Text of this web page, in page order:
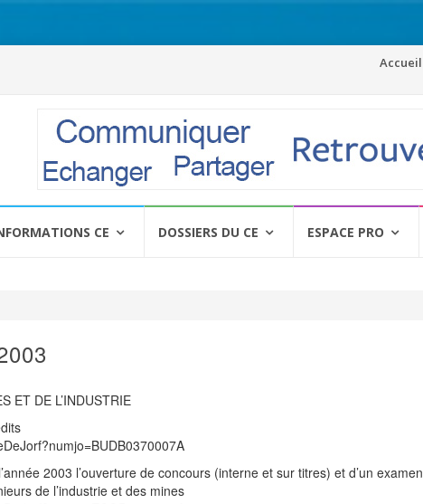
Aller
Accueil
CE DOSSIERS DU CE ESPACE PRO
ET DE L’INDUSTRIE
2003 l’ouverture de concours (interne et sur titres) et d’un examen
de l’industrie et des mines